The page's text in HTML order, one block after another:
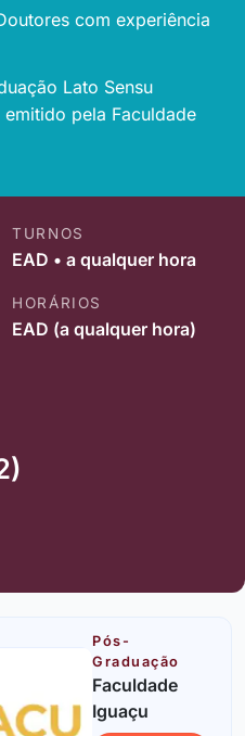
com experiência
Lato Sensu
pela Faculdade
TURNOS
EAD • a qualquer hora
HORÁRIOS
EAD (a qualquer hora)
Pós-
Graduação
Faculdade
Iguaçu